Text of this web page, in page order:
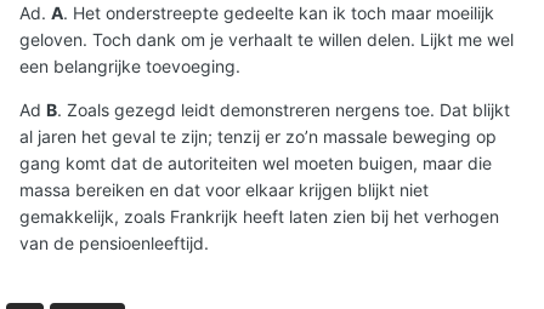
B.We hebben in de jaren 80 ook massale protesten
gezien tegen de kernwapens.
Ad. A. Het onderstreepte gedeelte kan ik toch maar moeilijk
geloven. Toch dank om je verhaalt te willen delen. Lijkt me wel
een belangrijke toevoeging.
Ad B. Zoals gezegd leidt demonstreren nergens toe. Dat blijkt
al jaren het geval te zijn; tenzij er zo’n massale beweging op
gang komt dat de autoriteiten wel moeten buigen, maar die
massa bereiken en dat voor elkaar krijgen blijkt niet
gemakkelijk, zoals Frankrijk heeft laten zien bij het verhogen
van de pensioenleeftijd.